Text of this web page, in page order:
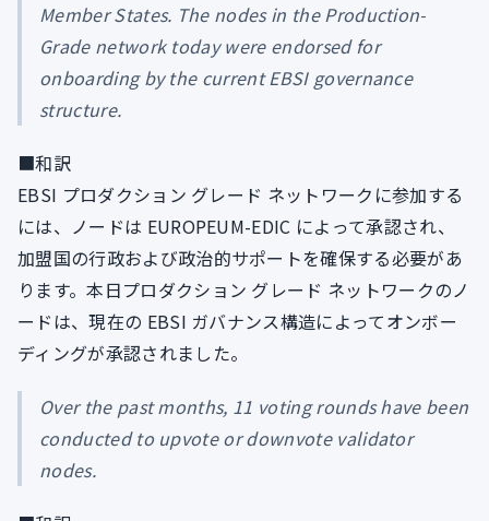
Member States. The nodes in the Production-
Grade network today were endorsed for
onboarding by the current EBSI governance
structure.
■和訳
EBSI プロダクション グレード ネットワークに参加する
には、ノードは EUROPEUM-EDIC によって承認され、
加盟国の行政および政治的サポートを確保する必要があ
ります。本日プロダクション グレード ネットワークのノ
ードは、現在の EBSI ガバナンス構造によってオンボー
ディングが承認されました。
Over the past months, 11 voting rounds have been
conducted to upvote or downvote validator
nodes.